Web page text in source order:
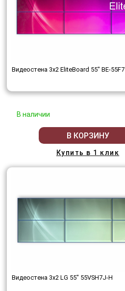
Видеостена 3x2 EliteBoard 55" BE-55F7
В наличии
В КОРЗИНУ
Купить в 1 клик
Видеостена 3x2 LG 55" 55VSH7J-H